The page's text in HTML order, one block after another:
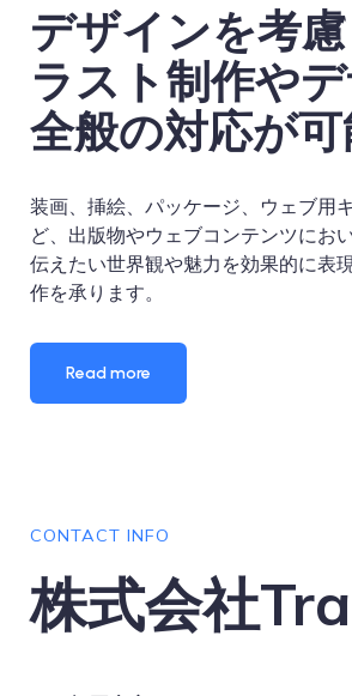
デザインを考
ラスト制作や
全般の対応が
装画、挿絵、パッケージ、ウェブ用
ど、出版物やウェブコンテンツにお
伝えたい世界観や魅力を効果的に表
作を承ります。
Read more
CONTACT INFO
株式会社